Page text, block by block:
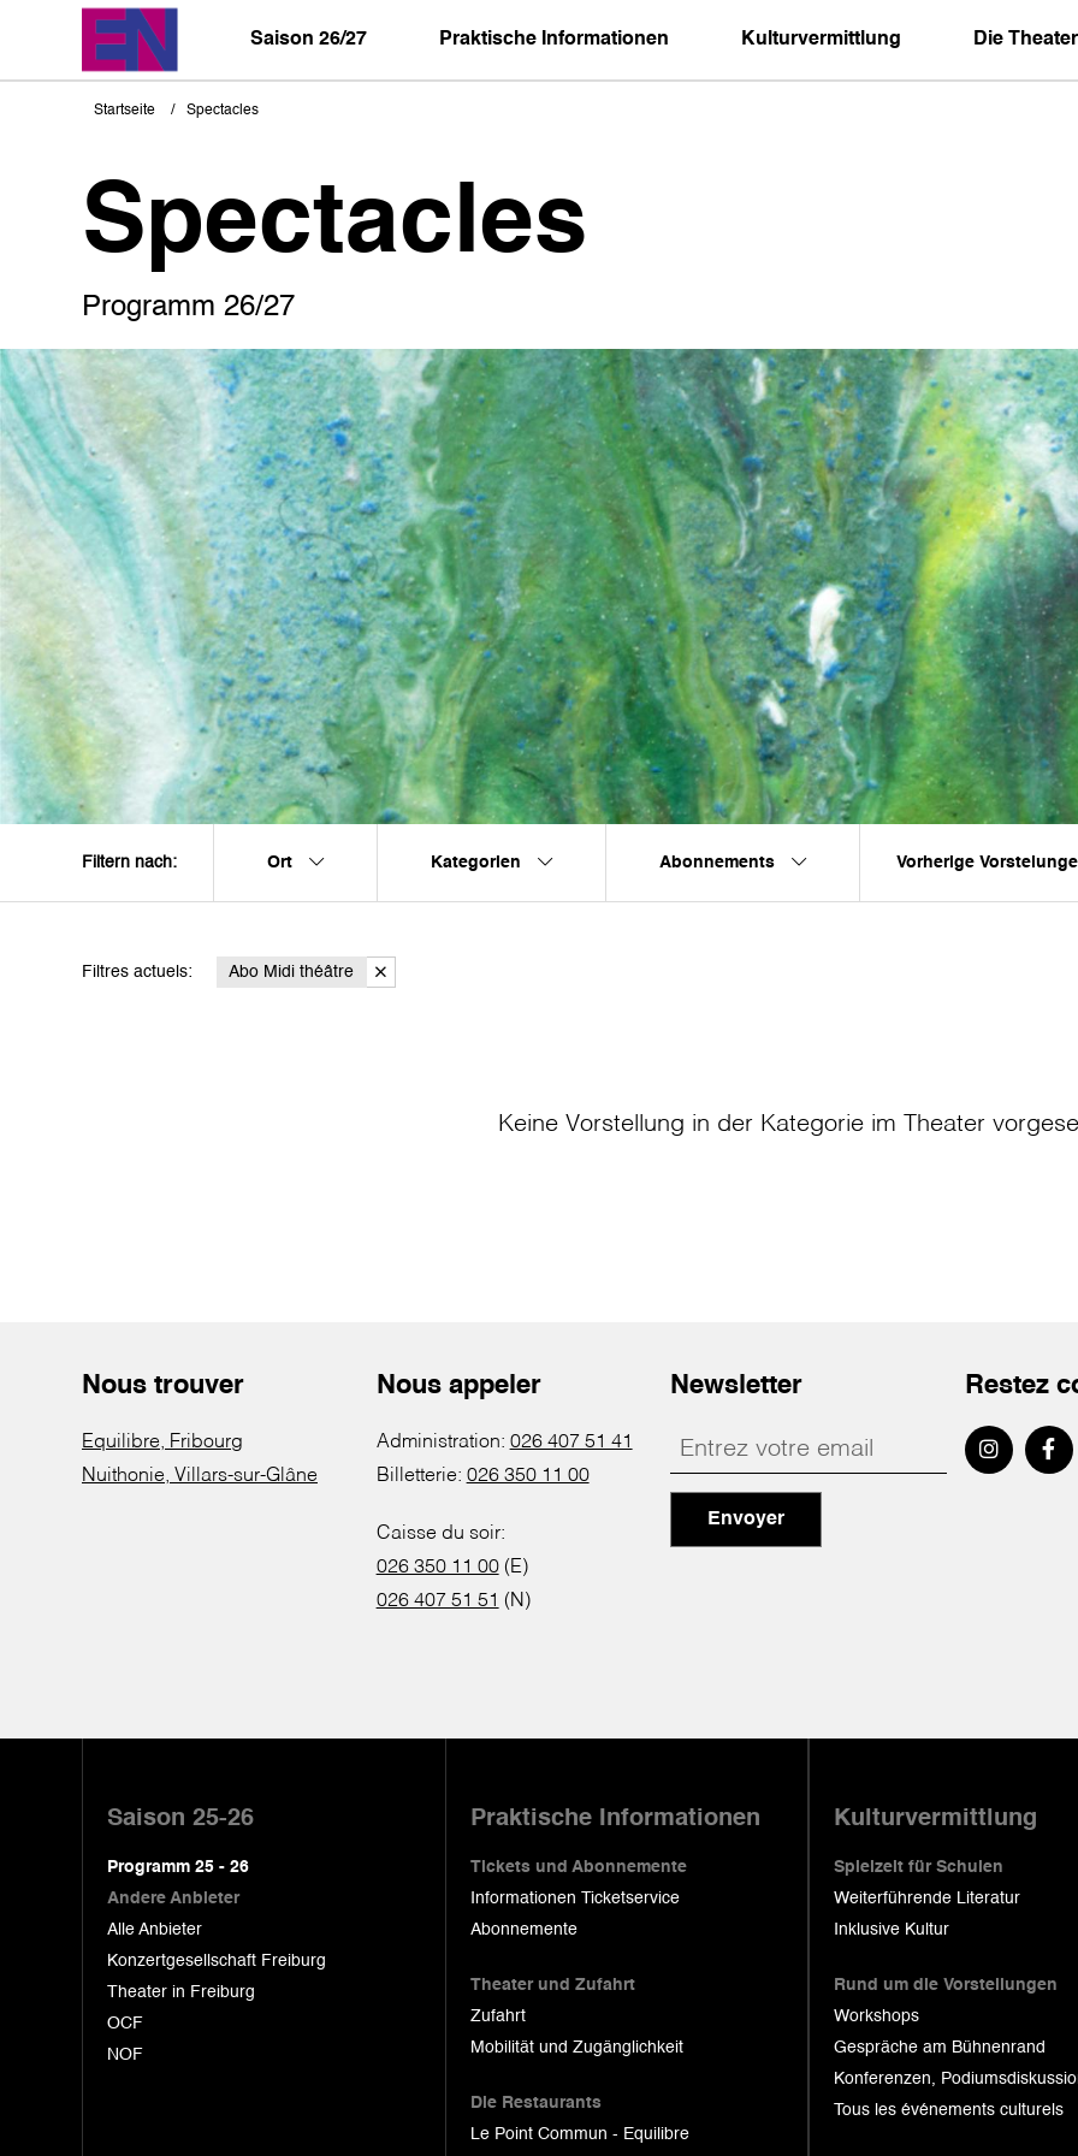
Saison 26/27 Praktische Informationen Kulturvermittlung Die Theater
Pfadnavigation
Startseite Spectacles
Spectacles
Programm 26/27
Filtern nach: Ort Kategorien Abonnements Vorherige
Filtres actuels: Abo Midi théâtre
Keine Vorstellung in der Kategorie im Theater
Nous trouver
Equilibre, Fribourg
Nuithonie, Villars-sur-Glâne
Nous appeler
Administration: 026 407 51 41
Billetterie: 026 350 11 00
Caisse du soir:
026 350 11 00(E)
026 407 51 51 (N)
Newsletter
Envoyer
Restez
Saison 25-26
Programm 25 - 26
Andere Anbieter
Alle Anbieter
Konzertgesellschaft Freiburg
Theater in Freiburg
OCF
NOF
Praktische Informationen
Tickets und Abonnemente
Informationen Ticketservice
Abonnemente
Theater und Zufahrt
Zufahrt
Mobilität und Zugänglichkeit
Die Restaurants
Le Point Commun - Equilibre
Kulturvermittlung
Spielzeit für Schulen
Weiterführende Literatur
Inklusive Kultur
Rund um die Vorstellungen
Workshops
Gespräche am Bühnenrand
Konferenzen,
Tous les événements culturels